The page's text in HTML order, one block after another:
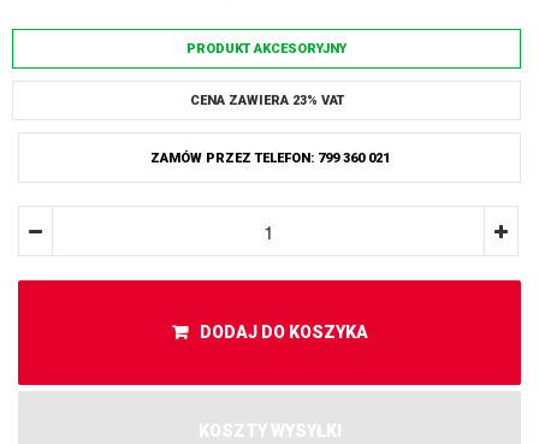
PRODUKT AKCESORYJNY
CENA ZAWIERA 23% VAT
ZAMÓW PRZEZ TELEFON: 799 360 021
DODAJ DO KOSZYKA
KOSZTY WYSYŁKI